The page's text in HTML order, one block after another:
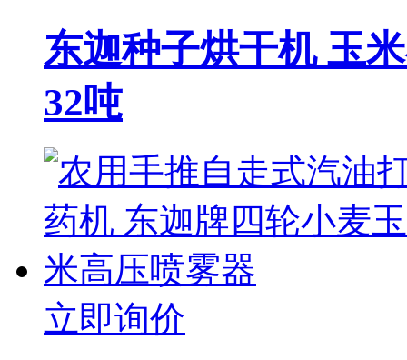
东迦种子烘干机 玉
32吨
立即询价